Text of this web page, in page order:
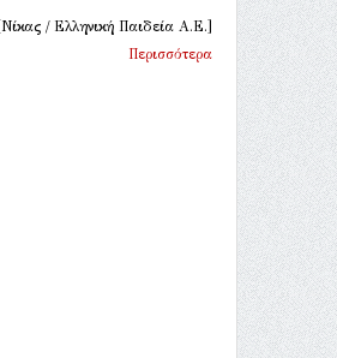
[Νίκας / Ελληνική Παιδεία Α.Ε.]
Περισσότερα